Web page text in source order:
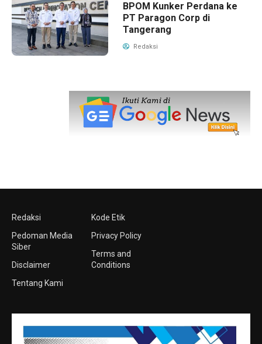
BPOM Kunker Perdana ke
PT Paragon Corp di
Tangerang
Redaksi
Redaksi
Pedoman Media
Siber
Disclaimer
Tentang Kami
Kode Etik
Privacy Policy
Terms and
Conditions